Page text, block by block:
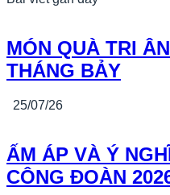
MÓN QUÀ TRI
THÁNG BẢY
25/07/26
ẤM ÁP VÀ Ý
CÔNG ĐOÀN